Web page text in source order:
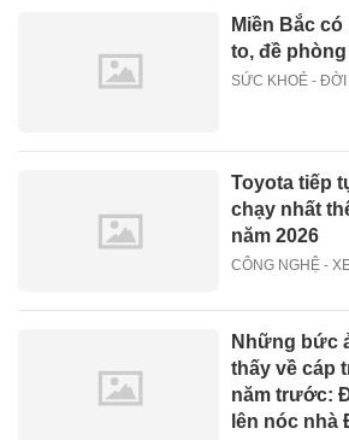
Miền Bắc
to, đề
SỨC KHOẺ - ĐỜI
Toyota tiếp
chạy nhất
năm 2026
CÔNG NGHỆ -
Những bức
thấy về cáp
năm trước:
lên nóc